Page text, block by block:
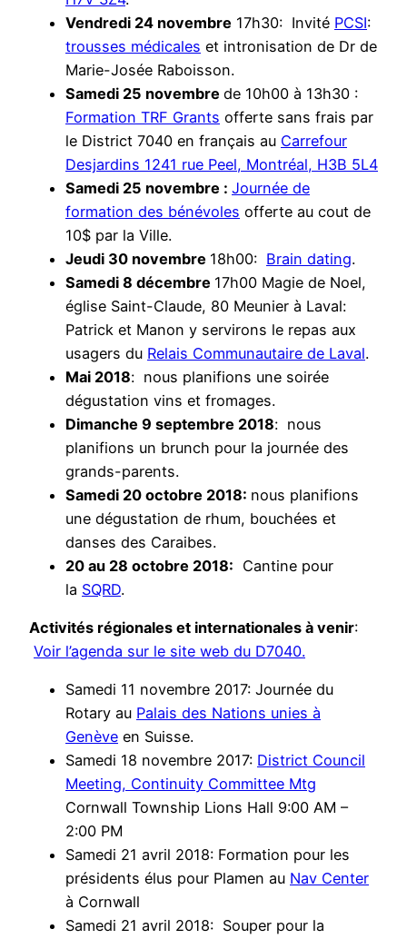
Vendredi 24 novembre 17h30: Invité PCSI:
trousses médicales et intronisation de Dr de
Marie-Josée Raboisson.
Samedi 25 novembre de 10h00 à 13h30 :
Formation TRF Grants offerte sans frais par
le District 7040 en français au Carrefour
Desjardins 1241 rue Peel, Montréal, H3B 5L4
Samedi 25 novembre : Journée de
formation des bénévoles offerte au cout de
10$ par la Ville.
Jeudi 30 novembre 18h00: Brain dating.
Samedi 8 décembre 17h00 Magie de Noel,
église Saint-Claude, 80 Meunier à Laval:
Patrick et Manon y servirons le repas aux
usagers du Relais Communautaire de Laval.
Mai 2018: nous planifions une soirée
dégustation vins et fromages.
Dimanche 9 septembre 2018: nous
planifions un brunch pour la journée des
grands-parents.
Samedi 20 octobre 2018: nous planifions
une dégustation de rhum, bouchées et
danses des Caraibes.
20 au 28 octobre 2018: Cantine pour
la SQRD.
Activités régionales et internationales à venir:
Voir l’agenda sur le site web du D7040.
Samedi 11 novembre 2017: Journée du
Rotary au Palais des Nations unies à
Genève en Suisse.
Samedi 18 novembre 2017: District Council
Meeting, Continuity Committee Mtg
Cornwall Township Lions Hall 9:00 AM –
2:00 PM
Samedi 21 avril 2018: Formation pour les
présidents élus pour Plamen au Nav Center
à Cornwall
Samedi 21 avril 2018: Souper pour la